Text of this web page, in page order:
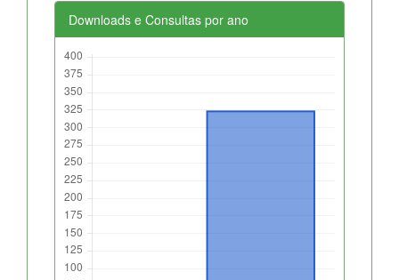
Downloads e Consultas por ano